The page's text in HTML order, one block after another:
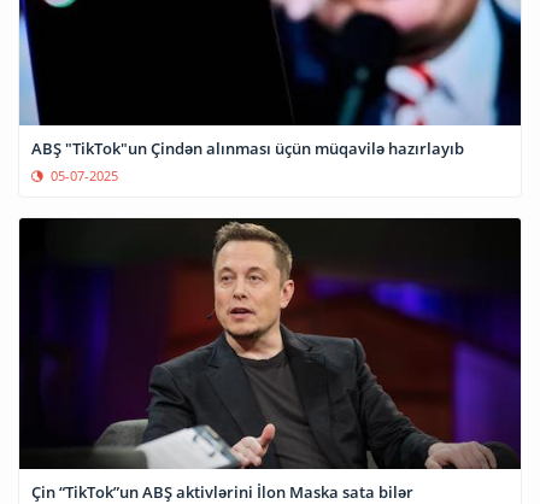
ABŞ "TikTok"un Çindən alınması üçün müqavilə hazırlayıb
05-07-2025
Çin “TikTok”un ABŞ aktivlərini İlon Maska sata bilər